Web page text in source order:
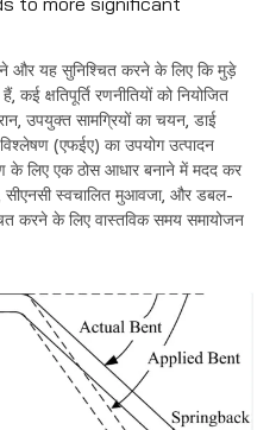
और यह सुनिश्चित करने के लिए कि मुड़े
कई क्षतिपूर्ति रणनीतियों को नियोजित
उपयुक्त सामग्रियों का चयन, डाई
(एफईए) का उपयोग उत्पादन
के लिए एक ठोस आधार बनाने में मदद कर
सीएनसी स्वचालित मुआवजा, और डबल-
करने के लिए वास्तविक समय समायोजन